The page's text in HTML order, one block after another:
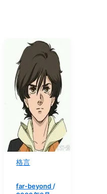
格言
far-beyond/